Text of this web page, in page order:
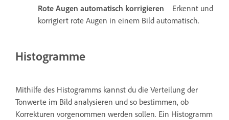
Rote Augen automatisch korrigieren
Erkennt und
korrigiert rote Augen in einem Bild automatisch.
Histogramme
Mithilfe des Histogramms kannst du die Verteilung der
Tonwerte im Bild analysieren und so bestimmen, ob
Korrekturen vorgenommen werden sollen. Ein Histogramm